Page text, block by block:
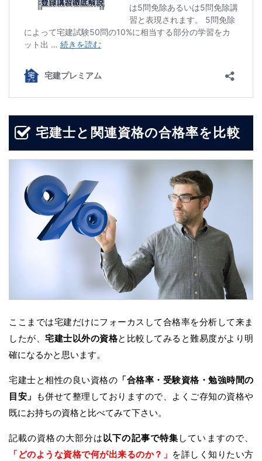
宅建士と関連資格の合格率を比較
ここまでは宅建だけにフォーカスして合格率を分析して来ま
したが、 宅建士以外の資格と比較してみると難易度がより明
確になるかと思います。
宅建士と相性の良い資格の 「合格率・受験資格・勉強時間の
目安」
も併せて整理しておりますので、よくご存知の資格や
既にお持ちの資格と比べてみて下さい。
記載の資格の大部分は 以下の記事で特集 していますので、
「どのような資格で何が出来るのか？」 を詳しく知りたい方